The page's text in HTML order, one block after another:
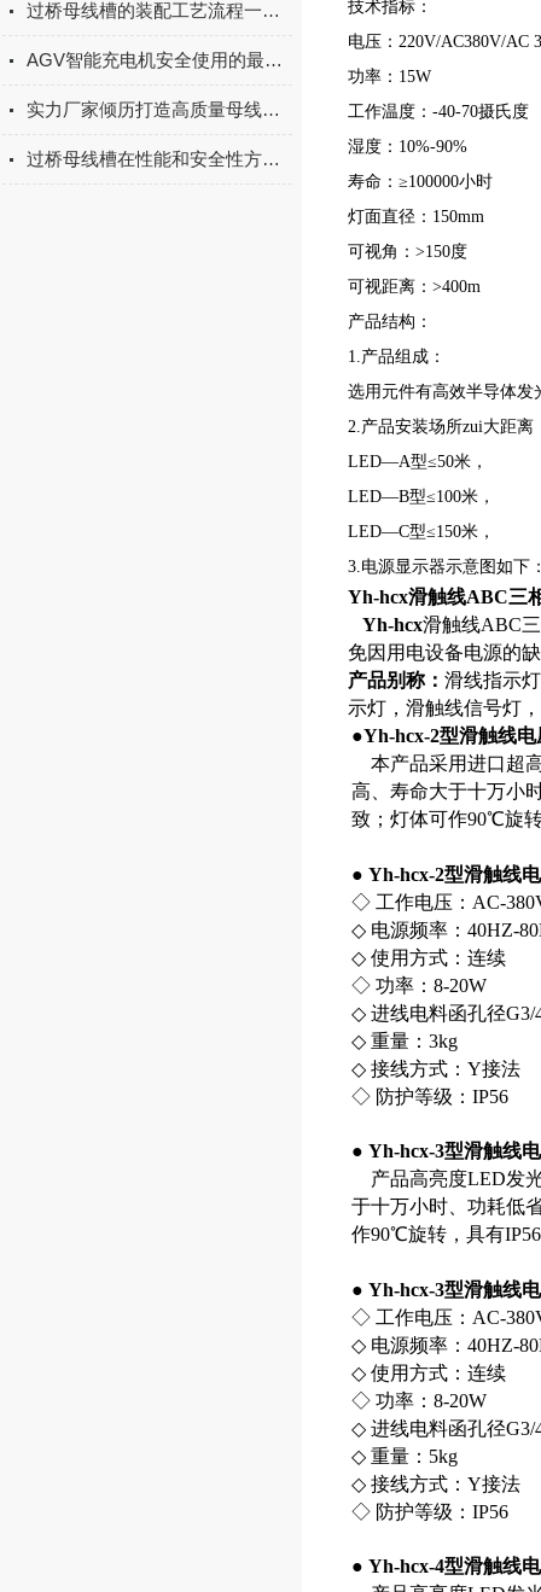
过桥母线槽的装配工艺流程一起来看看！
AGV智能充电机安全使用的最佳实践
实力厂家倾历打造高质量母线槽 为电气工程出力
过桥母线槽在性能和安全性方面的特点
技术指标：
电压：220V/AC380V/AC
功率：15W
工作温度：-40-70摄氏度
湿度：10%-90%
寿命：≥100000小时
灯面直径：150mm
可视角：>150度
可视距离：>400m
产品结构：
1.产品组成：
选用元件有高效半导体发
2.产品安装场所zui大距离
LED—A型≤50米，
LED—B型≤100米，
LED—C型≤150米，
3.电源显示器示意图如下
Yh-hcx滑触线ABC三
Yh-hcx滑触线ABC
免因用电设备电源的
产品别称： 滑线指示
示灯，滑触线信号灯
●Yh-hcx-2型滑触线
本产品采用进口超
高、寿命大于十万小
致；灯体可作90℃旋
● Yh-hcx-2型滑触线
◇ 工作电压：AC-
◇ 电源频率：40HZ-
◇ 使用方式：连续
◇ 功率：8-20W
◇ 进线电料函孔径G3/
◇ 重量：3kg
◇ 接线方式：Y接法
◇ 防护等级：IP56
● Yh-hcx-3型滑触线
产品高亮度LED发
于十万小时、功耗低
作90℃旋转，具有
● Yh-hcx-3型滑触线
◇ 工作电压：AC-
◇ 电源频率：40HZ-
◇ 使用方式：连续
◇ 功率：8-20W
◇ 进线电料函孔径G3/
◇ 重量：5kg
◇ 接线方式：Y接法
◇ 防护等级：IP56
● Yh-hcx-4型滑触线